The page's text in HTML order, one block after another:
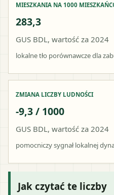
MIESZKANIA NA 1000
283,3
GUS BDL, wartość za 2024
lokalne tło porównawcze dla
ZMIANA LICZBY LUDNOŚCI
-9,3 / 1000
GUS BDL, wartość za 2024
pomocniczy sygnał lokalnej
Jak czytać te liczby